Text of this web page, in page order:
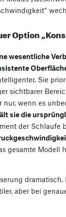
Option
wesentliche
Sie
sichtbarer
nur, wenn es
sie die
der Schlaufe
gesamte Modell
dramatisch.
aber bei